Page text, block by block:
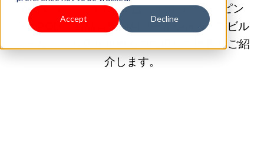
Accept Decline
がない？このガイドでは、ドロップシッピン
グ、POD、商品写真のAIツールやaiストアビル
ダーなど、お店を始めるのに役立つ情報をご紹
介します。